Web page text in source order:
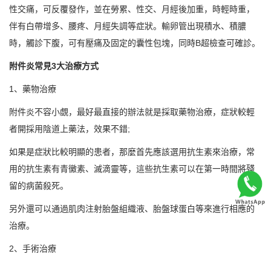
性交痛，可反覆發作，並在勞累、性交、月經後加重，時輕時重，
伴有白帶增多、腰疼、月經失調等症狀。輸卵管出現積水、積膿
時，觸診下腹，可有壓痛及固定的囊性包塊，同時B超檢查可確診。
附件炎常見3大治療方式
1、藥物治療
附件炎不容小覷，最好最直接的辦法就是採取藥物治療，症狀較輕
者開採用陰道上藥法，效果不錯;
如果是症狀比較明顯的患者，那麼首先應該選用抗生素來治療，常
用的抗生素有青黴素、滅滴靈等，這些抗生素可以在第一時間將殘
留的病菌殺死。
另外還可以通過肌肉注射胎盤組織液、胎盤球蛋白等來進行相應的
治療。
2、手術治療